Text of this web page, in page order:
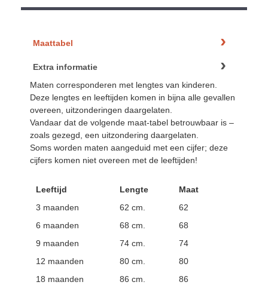
Maattabel
Extra informatie
Maten corresponderen met lengtes van kinderen.
Deze lengtes en leeftijden komen in bijna alle gevallen
overeen, uitzonderingen daargelaten.
Vandaar dat de volgende maat-tabel betrouwbaar is –
zoals gezegd, een uitzondering daargelaten.
Soms worden maten aangeduid met een cijfer; deze
cijfers komen niet overeen met de leeftijden!
Leeftijd Lengte
Maat
3 maanden
62 cm.
62
6 maanden
68 cm.
68
9 maanden
74 cm.
74
12 maanden
80 cm.
80
18 maanden
86 cm. 86